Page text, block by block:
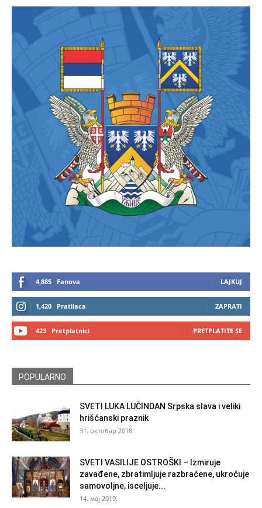
4,885 Fanova LAJKUJ
1,420 Pratilaca ZAPRATI
423 Pretplatnici PRETPLATITE SE
POPULARNO
SVETI LUKA LUČINDAN Srpska slava i veliki
hrišćanski praznik
31. октобар 2018.
SVETI VASILIJE OSTROŠKI – Izmiruje
zavađene, zbratimljuje razbraćene, ukroćuje
samovoljne, isceljuje...
14. мај 2019.